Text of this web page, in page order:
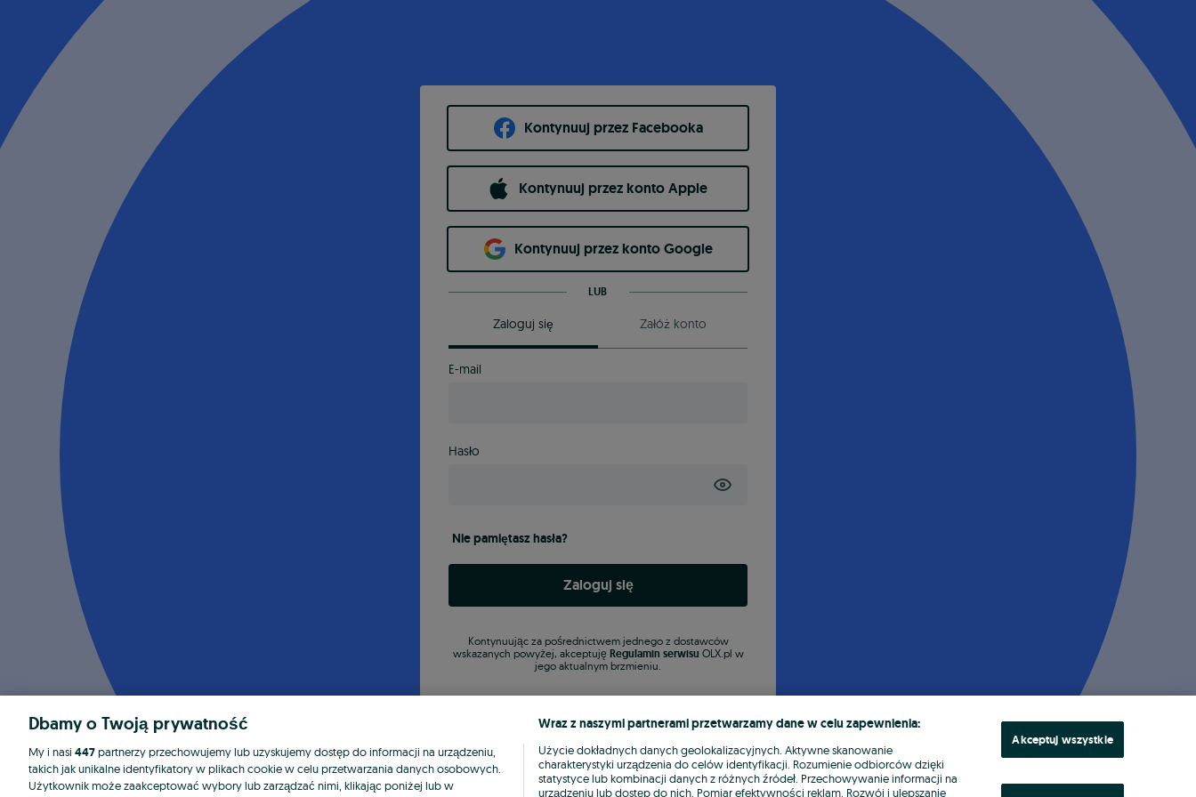
Kontynuuj przez Facebooka
Kontynuuj przez konto Apple
Kontynuuj przez konto Google
LUB
Zaloguj się Załóż konto
E-mail
Hasło
Nie pamiętasz hasła?
Zaloguj się
Kontynuując za pośrednictwem jednego z dostawców
wskazanych powyżej, akceptuję Regulamin serwisu OLX.pl w
jego aktualnym brzmieniu.
Dbamy o Twoją prywatność
My i nasi 447partnerzy przechowujemy lub uzyskujemy dostęp do informacji na urządzeniu,
takich jak unikalne identyfikatory w plikach cookie w celu przetwarzania danych osobowych.
Użytkownik może zaakceptować wybory lub zarządzać nimi, klikając poniżej lub w
Wraz z naszymi partnerami przetwarzamy dane w celu zapewnienia:
Użycie dokładnych danych geolokalizacyjnych. Aktywne skanowanie
charakterystyki urządzenia do celów identyfikacji. Rozumienie odbiorców dzięki
statystyce lub kombinacji danych z różnych źródeł. Przechowywanie informacji na
urządzeniu lub dostęp do nich. Pomiar efektywności reklam. Rozwój i ulepszanie
Akceptuj wszystkie